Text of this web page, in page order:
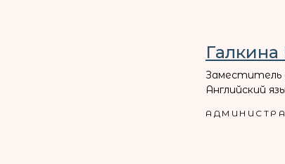
Заместитель
Английский